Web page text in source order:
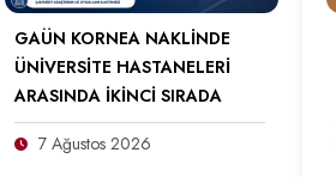
GAÜN KORNEA NAKLİNDE
ÜNİVERSİTE HASTANELERİ
ARASINDA İKİNCİ SIRADA
7 Ağustos 2026